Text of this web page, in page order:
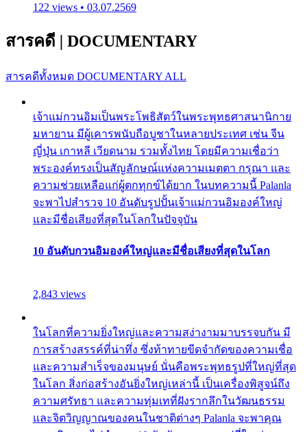
122 views • 03.07.2569
สารคดี | DOCUMENTARY
สารคดีทั้งหมด DOCUMENTARY ALL
เจ้าแม่กวนอิมเป็นพระโพธิสัตว์ในพระพุทธศาสนานิกาย
มหายาน มีผู้เคารพนับถือบูชาในหลายประเทศ เช่น จีน
ญี่ปุ่น เกาหลี เวียดนาม รวมทั้งไทย โดยมีความเชื่อว่า
พระองค์ทรงเป็นสัญลักษณ์แห่งความเมตตา กรุณา และ
ความช่วยเหลือแก่ผู้ตกทุกข์ได้ยาก ในบทความนี้ Palanla
จะพาไปสำรวจ 10 อันดับรูปปั้นเจ้าแม่กวนอิมองค์ใหญ่
และมีชื่อเสียงที่สุดในโลกในปัจจุบัน
10 อันดับกวนอิมองค์ใหญ่และมีชื่อเสียงที่สุดในโลก
2,843 views
ในโลกที่ความยิ่งใหญ่และความสง่างามมาบรรจบกัน มี
การสร้างสรรค์ที่น่าทึ่ง ซึ่งท้าทายขีดจำกัดของความเชื่อ
และความสำเร็จของมนุษย์ นั่นคือพระพุทธรูปที่ใหญ่ที่สุด
ในโลก สิ่งก่อสร้างอันยิ่งใหญ่เหล่านี้ เป็นเครื่องพิสูจน์ถึง
ความศรัทธา และความทุ่มเทที่ฝังรากลึกในวัฒนธรรม
และจิตวิญญาณของคนในชาติต่างๆ Palanla จะพาคุณ